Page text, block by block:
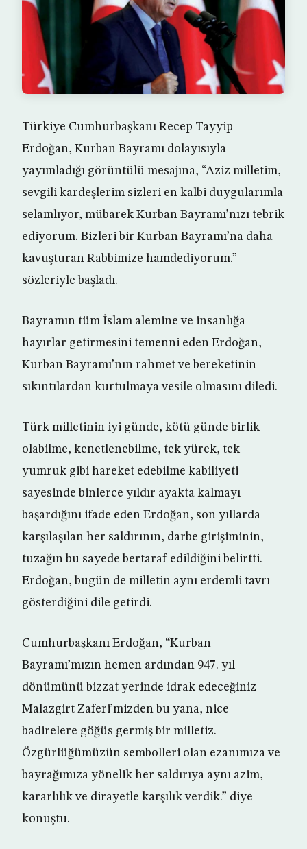
Türkiye Cumhurbaşkanı Recep Tayyip
Erdoğan, Kurban Bayramı dolayısıyla
yayımladığı görüntülü mesajına, “Aziz milletim,
sevgili kardeşlerim sizleri en kalbi duygularımla
selamlıyor, mübarek Kurban Bayramı’nızı tebrik
ediyorum. Bizleri bir Kurban Bayramı’na daha
kavuşturan Rabbimize hamdediyorum.”
sözleriyle başladı.
Bayramın tüm İslam alemine ve insanlığa
hayırlar getirmesini temenni eden Erdoğan,
Kurban Bayramı’nın rahmet ve bereketinin
sıkıntılardan kurtulmaya vesile olmasını diledi.
Türk milletinin iyi günde, kötü günde birlik
olabilme, kenetlenebilme, tek yürek, tek
yumruk gibi hareket edebilme kabiliyeti
sayesinde binlerce yıldır ayakta kalmayı
başardığını ifade eden Erdoğan, son yıllarda
karşılaşılan her saldırının, darbe girişiminin,
tuzağın bu sayede bertaraf edildiğini belirtti.
Erdoğan, bugün de milletin aynı erdemli tavrı
gösterdiğini dile getirdi.
Cumhurbaşkanı Erdoğan, “Kurban
Bayramı’mızın hemen ardından 947. yıl
dönümünü bizzat yerinde idrak edeceğiniz
Malazgirt Zaferi’mizden bu yana, nice
badirelere göğüs germiş bir milletiz.
Özgürlüğümüzün sembolleri olan ezanımıza ve
bayrağımıza yönelik her saldırıya aynı azim,
kararlılık ve dirayetle karşılık verdik.” diye
konuştu.